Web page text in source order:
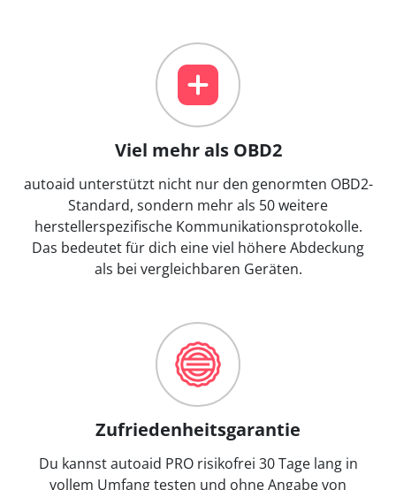
Viel mehr als OBD2
autoaid unterstützt nicht nur den genormten OBD2-
Standard, sondern mehr als 50 weitere
herstellerspezifische Kommunikationsprotokolle.
Das bedeutet für dich eine viel höhere Abdeckung
als bei vergleichbaren Geräten.
Zufriedenheitsgarantie
Du kannst autoaid PRO risikofrei 30 Tage lang in
vollem Umfang testen und ohne Angabe von